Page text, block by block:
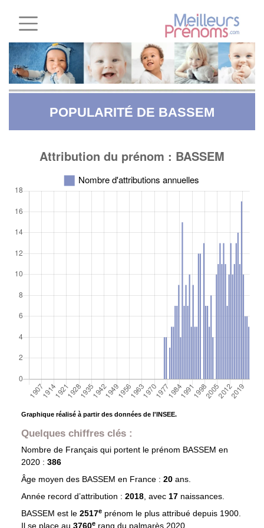
POPULARITÉ DE BASSEM
Graphique réalisé à partir des données de l'INSEE.
Quelques chiffres clés :
Nombre de Français qui portent le prénom BASSEM en
2020 : 386
Âge moyen des BASSEM en France : 20 ans.
Année record d’attribution : 2018, avec 17 naissances.
BASSEM est le 2517eprénom le plus attribué depuis 1900.
Il se place au 3760e rang du palmarès 2020.